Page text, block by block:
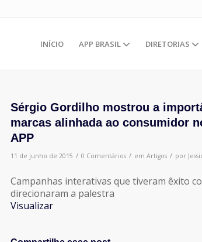
INÍCIO APP BRASIL DIRETORIAS
Sérgio Gordilho mostrou a
marcas alinhada ao consumidor
APP
11 de junho de 2015 / 0 Comentários / em Artigos / por
Campanhas interativas que tiveram êxito
direcionaram a palestra
Visualizar